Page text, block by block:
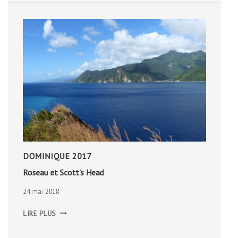
DOMINIQUE 2017
Roseau et Scott’s Head
24 mai 2018
LIRE PLUS